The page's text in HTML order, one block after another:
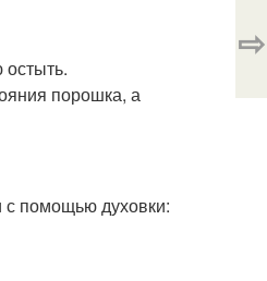
порошка, а
с помощью духовки:
⇨